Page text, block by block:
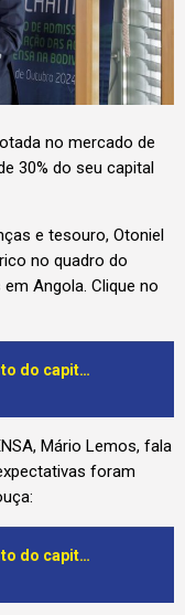
no mercado de
30% do seu capital
e tesouro, Otoniel
no quadro do
Angola. Clique no
ENSA vende 30 por cento do capital à Bolsa de Valores
Mário Lemos, fala
foram
ENSA vende 30 por cento do capital à Bolsa de Valores